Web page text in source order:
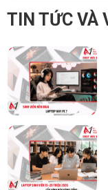
TIN TỨC VÀ